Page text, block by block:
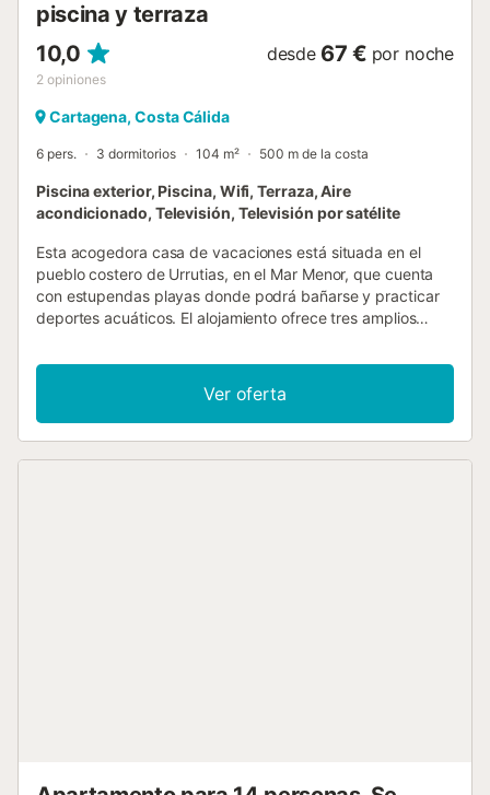
piscina y terraza
10,0
2 opiniones
desde 67 € por noche
Cartagena, Costa Cálida
6 pers. 3 dormitorios 104 m² 500 m de la costa
Piscina exterior, Piscina, Wifi, Terraza, Aire
acondicionado, Televisión, Televisión por satélite
Esta acogedora casa de vacaciones está situada en el
pueblo costero de Urrutias, en el Mar Menor, que cuenta
con estupendas playas donde podrá bañarse y practicar
deportes acuáticos. El alojamiento ofrece tres amplios
donde podrá disfrutar del desayuno al sol. El amplio y
moderno salón-comedor es ideal para disfrutar del tiempo
juntos. En el exterior, hay una piscina para refrescarse, una
barbacoa y una gran mesa para comer al aire libre. En los
Ver oferta